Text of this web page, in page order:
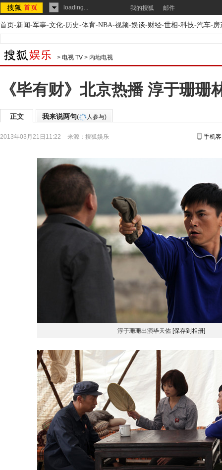
loading... 我的搜狐 邮件
首页-新闻-军事-文化-历史-体育-NBA-视频-娱谈-财经-世相-科技-汽车-房
> 电视 TV > 内地电视
《毕有财》北京热播 淳于珊珊
正文 我来说两句( 人参与)
2013年03月21日11:22 来源： 搜狐娱乐 手机
淳于珊珊出演毕天佑 [保存到相册]